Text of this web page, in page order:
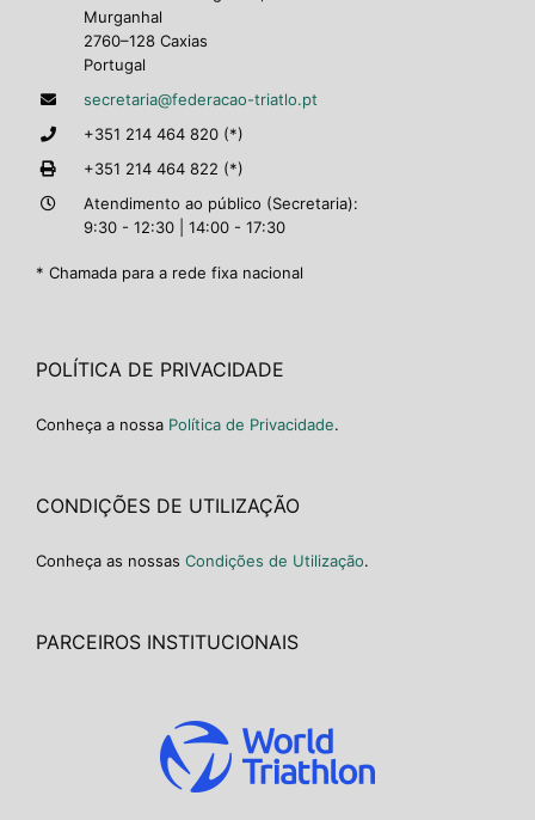
Murganhal
2760–128 Caxias
Portugal
secretaria@federacao-triatlo.pt
+351 214 464 820 (*)
+351 214 464 822 (*)
Atendimento ao público (Secretaria):
9:30 - 12:30 | 14:00 - 17:30
* Chamada para a rede fixa nacional
POLÍTICA DE PRIVACIDADE
Conheça a nossa Política de Privacidade.
CONDIÇÕES DE UTILIZAÇÃO
Conheça as nossas Condições de Utilização.
PARCEIROS INSTITUCIONAIS